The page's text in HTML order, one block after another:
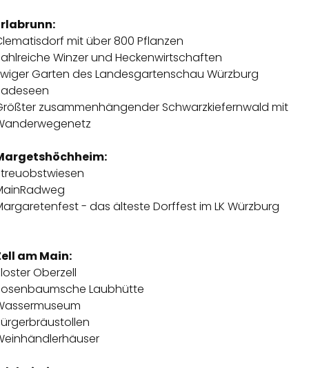
mit über 800 Pflanzen
Winzer und Heckenwirtschaften
Garten des Landesgartenschau Würzburg
zusammenhängender Schwarzkiefernwald mit
- das älteste Dorffest im LK Würzburg
am Main:
Oberzell
Laubhütte